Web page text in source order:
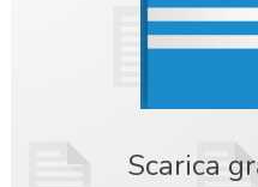
Scarica